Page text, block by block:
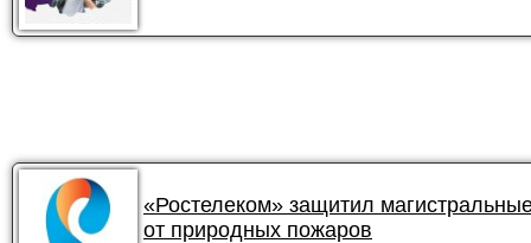
«Ростелеком» защитил
от природных пожаров